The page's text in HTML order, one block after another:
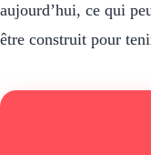
aujourd’hui, ce qui
être construit pour